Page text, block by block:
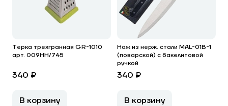
Терка трехгранная GR-1010
арт. 009HH/745
340 ₽
В корзину
Нож из нерж. стали MAL-01B-1
(поварской) с бакелитовой
ручкой
340 ₽
В корзину